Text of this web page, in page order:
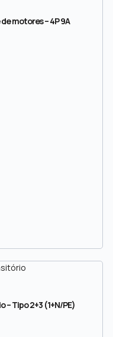
motores – 4P 9A
Tipo 2+3 (1+N/PE)